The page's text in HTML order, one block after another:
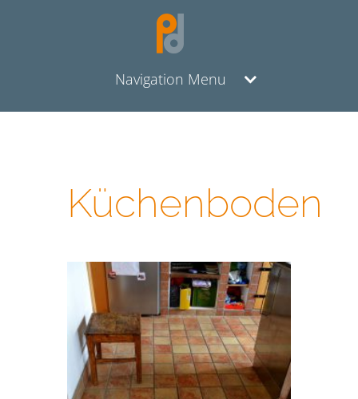
Navigation Menu
Küchenboden